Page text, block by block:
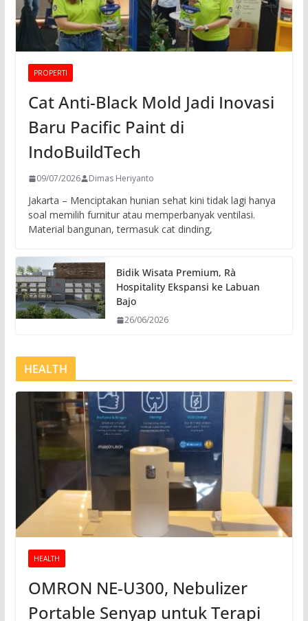
PROPERTI
Cat Anti-Black Mold Jadi Inovasi
Baru Pacific Paint di
IndoBuildTech
09/07/2026 Dimas Heriyanto
Jakarta – Menciptakan hunian sehat kini tidak lagi hanya
soal memilih furnitur atau memperbanyak ventilasi.
Material bangunan, termasuk cat dinding,
Bidik Wisata Premium, Rà
Hospitality Ekspansi ke Labuan
Bajo
26/06/2026
HEALTH
HEALTH
OMRON NE-U300, Nebulizer
Portable Senyap untuk Terapi